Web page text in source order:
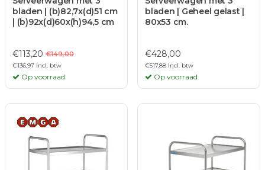
bladen | (b)82,7x(d)51 cm
| (b)92x(d)60x(h)94,5 cm
€113,20 €149,00
€136,97 Incl. btw
Op voorraad
bladen | Geheel gelast |
80x53 cm.
€428,00
€517,88 Incl. btw
Op voorraad